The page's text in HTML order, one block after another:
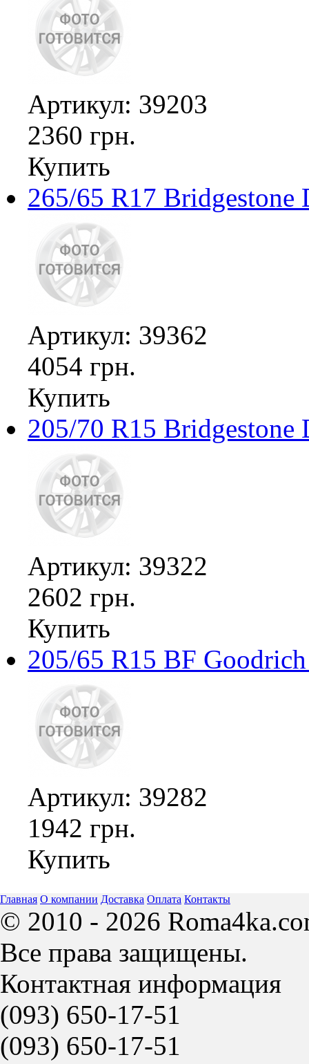
Артикул: 39203
2360 грн.
Купить
265/65 R17 Bridgestone
Артикул: 39362
4054 грн.
Купить
205/70 R15 Bridgestone
Артикул: 39322
2602 грн.
Купить
205/65 R15 BF
Артикул: 39282
1942 грн.
Купить
Главная О компании Доставка Оплата Контакты
© 2010 - 2026
Все права защищены.
Контактная информация
(093) 650-17-51
(093) 650-17-51